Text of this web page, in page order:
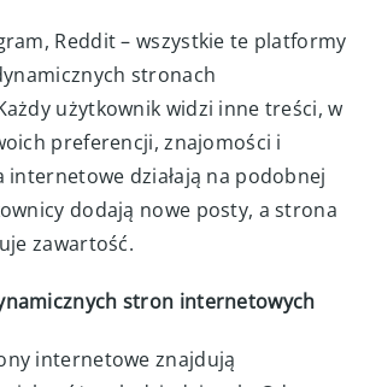
Reddit – wszystkie te platformy
stronach
użytkownik widzi inne treści, w
preferencji, znajomości i
internetowe działają na podobnej
dodają nowe posty, a strona
zawartość.
stron internetowych
internetowe znajdują